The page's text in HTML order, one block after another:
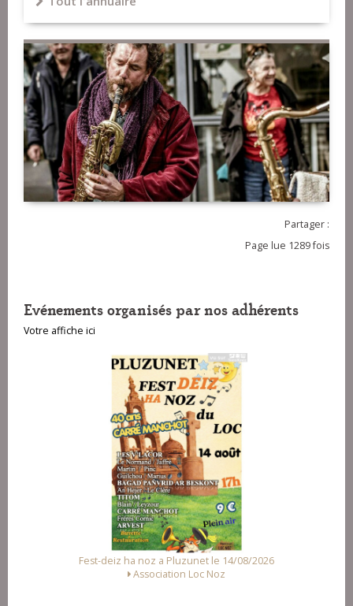
Partager :
Page lue 1289 fois
Evénements organisés par nos adhérents
Votre affiche ici
Fest-deiz ha noz a Pluzunet le 14/08/2026
Association Loc Noz